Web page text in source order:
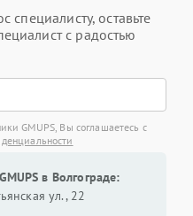
специалисту, оставьте
с радостью
GMUPS, Вы соглашаетесь с
в Волгограде:
ул., 22